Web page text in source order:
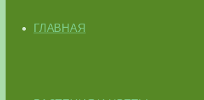
ГЛАВНАЯ